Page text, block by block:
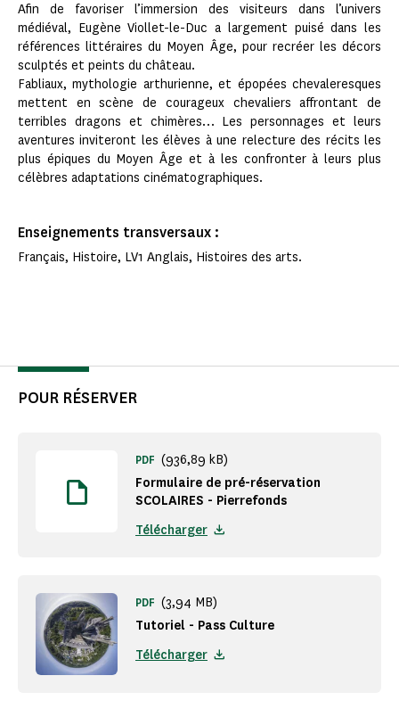
Afin de favoriser l’immersion des visiteurs dans l’univers
médiéval, Eugène Viollet-le-Duc a largement puisé dans les
références littéraires du Moyen Âge, pour recréer les décors
sculptés et peints du château.
Fabliaux, mythologie arthurienne, et épopées chevaleresques
mettent en scène de courageux chevaliers affrontant de
terribles dragons et chimères… Les personnages et leurs
aventures inviteront les élèves à une relecture des récits les
plus épiques du Moyen Âge et à les confronter à leurs plus
célèbres adaptations cinématographiques.
Enseignements transversaux :
Français, Histoire, LV1 Anglais, Histoires des arts.
POUR RÉSERVER
Formulaire de pré-réservation
SCOLAIRES - Pierrefonds
PDF (936,89 kB)
Télécharger
Tutoriel - Pass Culture
PDF (3,94 MB)
Télécharger